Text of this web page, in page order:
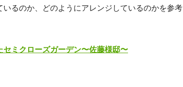
るのか、どのようにアレンジしているのかを参考
ミクローズガーデン〜佐藤様邸〜